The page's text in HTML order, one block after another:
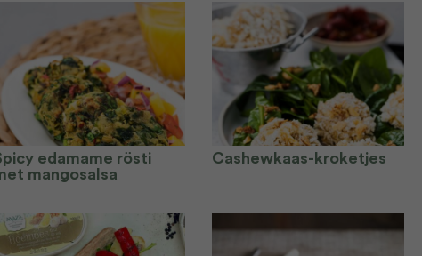
edamame rösti
mangosalsa
Cashewkaas-kroketjes